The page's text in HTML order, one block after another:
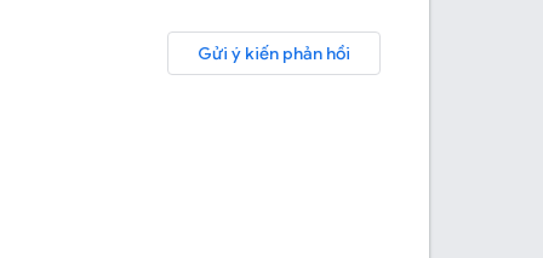
Gửi ý kiến phản hồi